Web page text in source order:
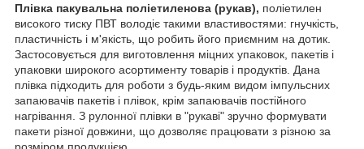
Плівка пакувальна поліетиленова (рукав), поліетилен
високого тиску ПВТ володіє такими властивостями: гнучкість,
пластичність і м'якість, що робить його приємним на дотик.
Застосовується для виготовлення міцних упаковок, пакетів і
упаковки широкого асортименту товарів і продуктів. Дана
плівка підходить для роботи з будь-яким видом імпульсних
запаювачів пакетів і плівок, крім запаювачів постійного
нагрівання. З рулонної плівки в "рукаві" зручно формувати
пакети різної довжини, що дозволяє працювати з різною за
розміром продукцією.